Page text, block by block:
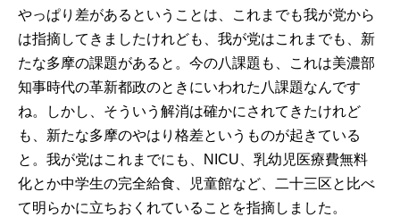
やっぱり差があるということは、これまでも我が党から
は指摘してきましたけれども、我が党はこれまでも、新
たな多摩の課題があると。今の八課題も、これは美濃部
知事時代の革新都政のときにいわれた八課題なんです
ね。しかし、そういう解消は確かにされてきたけれど
も、新たな多摩のやはり格差というものが起きている
と。我が党はこれまでにも、NICU、乳幼児医療費無料
化とか中学生の完全給食、児童館など、二十三区と比べ
て明らかに立ちおくれていることを指摘しました。